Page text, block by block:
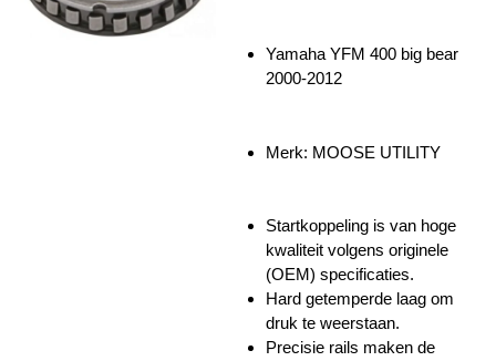
Yamaha YFM 400 big bear
2000-2012
Merk: MOOSE UTILITY
Startkoppeling is van hoge
kwaliteit volgens originele
(OEM) specificaties.
Hard getemperde laag om
druk te weerstaan.
Precisie rails maken de